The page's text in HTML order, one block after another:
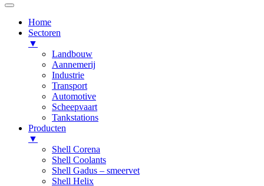
Home
Sectoren
▼
Landbouw
Aannemerij
Industrie
Transport
Automotive
Scheepvaart
Tankstations
Producten
▼
Shell Corena
Shell Coolants
Shell Gadus – smeervet
Shell Helix